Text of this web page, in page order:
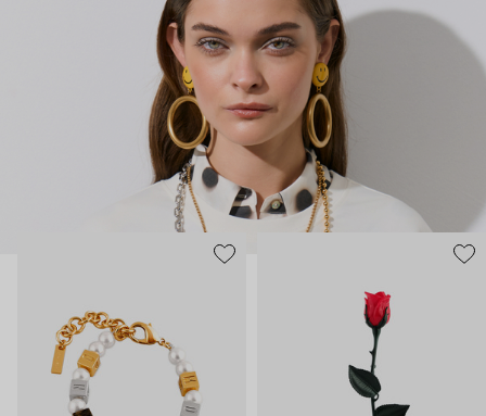
коллаборации с самыми неожиданными кандидатами, от
«Улицы Сезам» до The Sims. Украшения бренда –
гипертрофированно праздничные, практически
нарисованные: с кристаллами размером с ладонь и будто бы
расплавленными сердцами.